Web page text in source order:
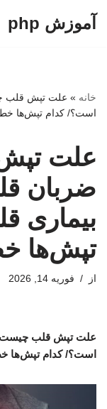
آموزش php
خانه » علت تپش قلب
است؟/ کدام تپش‌ها
علت
ضربان
بیماری
تپش‌ها
از فوریه 14, 2026
علت تپش قلب چیست؟/
است؟/ کدام تپش‌ها